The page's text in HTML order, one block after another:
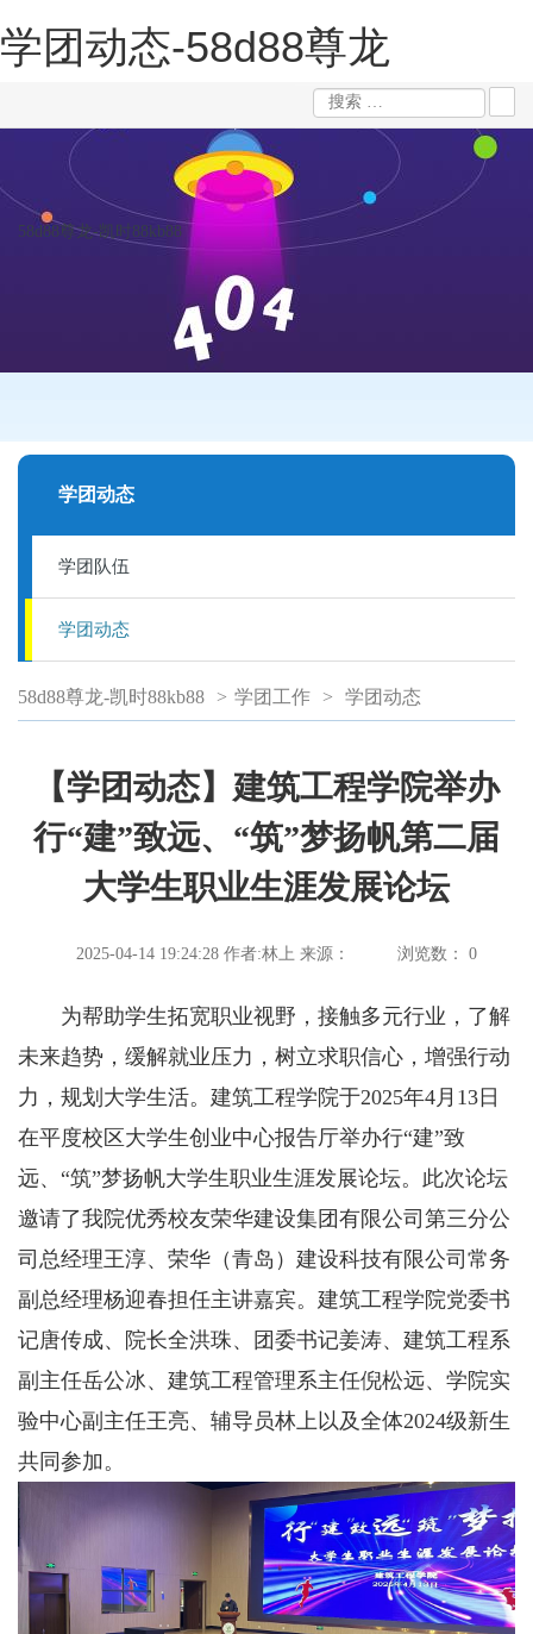
学团动态-58d88尊龙
58d88尊龙-凯时88kb88
学团动态
学团队伍
学团动态
58d88尊龙-凯时88kb88 > 学团工作 > 学团动态
【学团动态】建筑工程学院举办
行“建”致远、“筑”梦扬帆第二届
大学生职业生涯发展论坛
2025-04-14 19:24:28 作者:林上 来源： 浏览数： 0
为帮助学生拓宽职业视野，接触多元行业，了解
未来趋势，缓解就业压力，树立求职信心，增强行动
力，规划大学生活。建筑工程学院于2025年4月13日
在平度校区大学生创业中心报告厅举办行“建”致
远、“筑”梦扬帆大学生职业生涯发展论坛。此次论坛
邀请了我院优秀校友荣华建设集团有限公司第三分公
司总经理王淳、荣华（青岛）建设科技有限公司常务
副总经理杨迎春担任主讲嘉宾。建筑工程学院党委书
记唐传成、院长全洪珠、团委书记姜涛、建筑工程系
副主任岳公冰、建筑工程管理系主任倪松远、学院实
验中心副主任王亮、辅导员林上以及全体2024级新生
共同参加。